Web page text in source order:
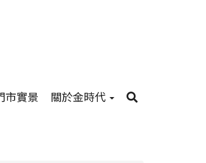
市實景 關於金時代